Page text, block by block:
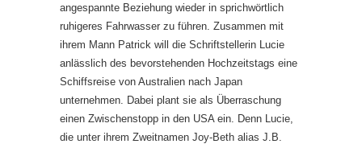
angespannte Beziehung wieder in sprichwörtlich
ruhigeres Fahrwasser zu führen. Zusammen mit
ihrem Mann Patrick will die Schriftstellerin Lucie
anlässlich des bevorstehenden Hochzeitstags eine
Schiffsreise von Australien nach Japan
unternehmen. Dabei plant sie als Überraschung
einen Zwischenstopp in den USA ein. Denn Lucie,
die unter ihrem Zweitnamen Joy-Beth alias J.B.